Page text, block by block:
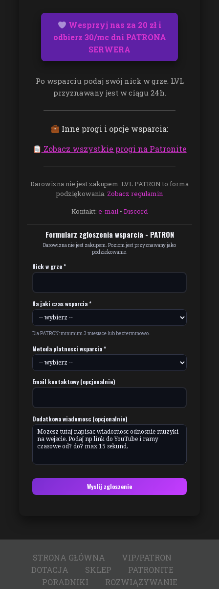
Wesprzyj nas za 20 zł i
odbierz 30/mc dni PATRONA
SERWERA
Po wsparciu podaj swój nick w grze. LVL
przyznawany jest w ciągu 24h.
Inne progi i opcje wsparcia:
Zobacz wszystkie progi na Patronite
Darowizna nie jest zakupem. LVL PATRON to forma
podziękowania. Zobacz regulamin
Kontakt: e-mail • Discord
Formularz zgloszenia wsparcia - PATRON
Darowizna nie jest zakupem. Poziom jest przyznawany jako
podziekowanie.
Nick w grze *
Na jaki czas wsparcia *
Dla PATRON: minimum 3 miesiace lub bezterminowo.
Metoda platnosci wsparcia *
Email kontaktowy (opcjonalnie)
Dodatkowa wiadomosc (opcjonalnie)
Wyslij zgloszenie
STRONA GŁÓWNA
VIP/PATRON
DOTACJA
SKLEP
PATRONITE
PORADNIKI
ROZWIĄZYWANIE